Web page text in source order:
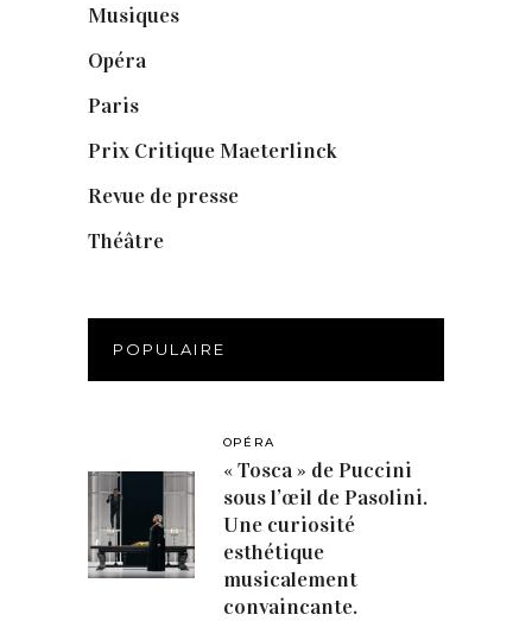
Musiques
Opéra
Paris
Prix Critique Maeterlinck
Revue de presse
Théâtre
POPULAIRE
OPÉRA
« Tosca » de Puccini
sous l’œil de Pasolini.
Une curiosité
esthétique
musicalement
convaincante.